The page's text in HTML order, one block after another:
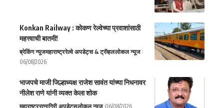
Konkan Railway : कोकण रेल्वेच्या प्रवाशांसाठी
महत्त्वाची बातमी!
ब्रेकिंग न्यूजमहाराष्ट्ररेल्वे अपडेट्स & ट्रॅव्हललोकल न्यूज
06/08/2026
भाजपचे माजी जिल्हाध्यक्ष राजेश सावंत यांच्या निधनावर
नीलेश राणे यांनी व्यक्त केला शोक
महाराष्ट्ररत्नागिरी अपडेट्सलोकल न्यूज 06/08/2026